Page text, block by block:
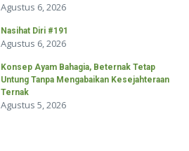
Agustus 6, 2026
Nasihat Diri #191
Agustus 6, 2026
Konsep Ayam Bahagia, Beternak Tetap
Untung Tanpa Mengabaikan Kesejahteraan
Ternak
Agustus 5, 2026